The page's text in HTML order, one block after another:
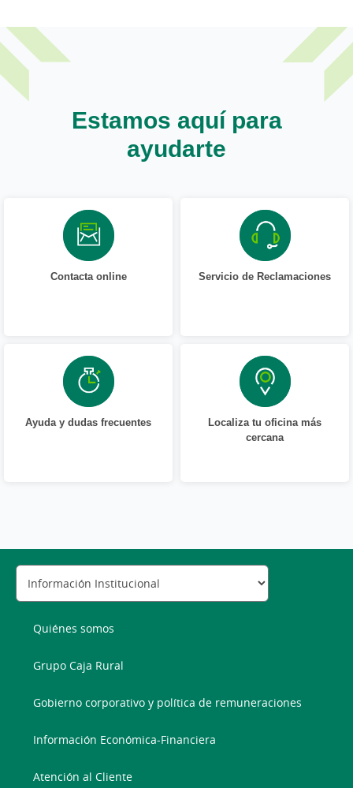
Estamos aquí para
ayudarte
Contacta online Servicio de Reclamaciones
Ayuda y dudas frecuentes
Localiza tu oficina más
cercana
Quiénes somos
Grupo Caja Rural
Gobierno corporativo y política de remuneraciones
Información Económica-Financiera
Atención al Cliente